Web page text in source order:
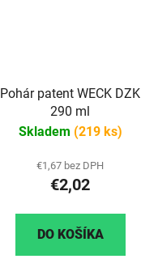
Pohár patent WECK DZK
290 ml
Skladem (219 ks)
€1,67 bez DPH
€2,02
DO KOŠÍKA